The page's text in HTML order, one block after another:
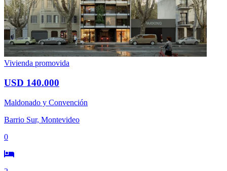
Vivienda promovida
USD 140.000
Maldonado y Convención
Barrio Sur, Montevideo
0